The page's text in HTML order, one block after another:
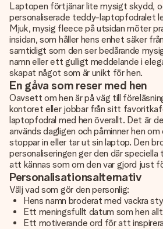
Laptopen förtjänar lite mysigt skydd,
personaliserade teddy-laptopfodralet
Mjuk, mysig fleece på utsidan möter
insidan, som håller hens enhet säker
samtidigt som den ser bedårande
namn eller ett gulligt meddelande i
skapat något som är unikt för hen.
En gåva som reser med hen
Oavsett om hen är på väg till
kontoret eller jobbar från sitt
laptopfodral med hen överallt. Det är
används dagligen och påminner hen
stoppar in eller tar ut sin laptop. Den
personaliseringen ger den där
att kännas som om den var gjord just
Personalisationsalternativ
Välj vad som gör den personlig:
Hens namn broderat med vackra
Ett meningsfullt datum som hen
Ett motiverande ord för att